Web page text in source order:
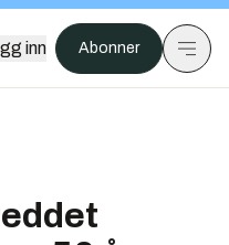
inn Abonner